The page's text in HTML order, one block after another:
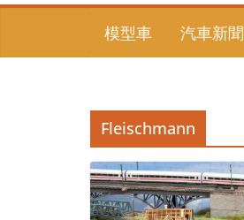
模型車 汽車新聞
Fleischmann